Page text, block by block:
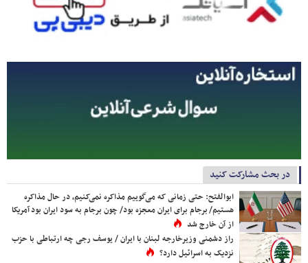
در بحث مشارکت کنید
ابوالفتح: حتی زمانی که می‌گوییم مذاکره نمی‌کنیم، در حال مذاکره
هستیم/ برجام برای ایران معجزه بود/ چون برجام به سود ایران بود آمریکا
از آن خارج شد
راز دشمنی وزیرخارجه لبنان با ایران / یوسف رجی چه ارتباطی با حزب
نزدیک به اسرائیل دارد؟